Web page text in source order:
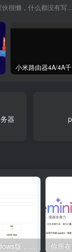
伙很懒，什么都没有写...
器
chrome多开教程windows版，永久多开,独立IP独立环境/指纹插件/群控模式